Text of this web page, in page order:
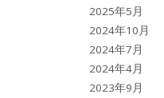
2025年5月
2024年10月
2024年7月
2024年4月
2023年9月